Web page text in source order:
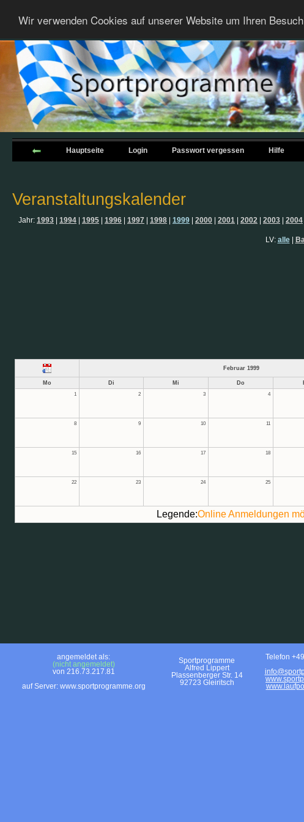
Wir verwenden Cookies auf unserer Website um Ihren
Hauptseite Login Passwort vergessen Hilfe
Veranstaltungskalender
Jahr: 1993 1994 1995 1996 1997 1998 1999 2000 2001 2002 2003 2004
LV: alle|
Februar 1999
Mo Di Mi Do
1 2 3 4
8 9 10 11
15 16 17 18
22 23 24 25
Legende:Online Anmeldungen
angemeldet als:
(nicht angemeldet)
von 216.73.217.81
auf Server: www.sportprogramme.org
Sportprogramme
Alfred Lippert
Plassenberger Str. 14
92723 Gleiritsch
Telefon